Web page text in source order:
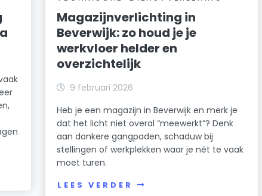
Magazijnverlichting in
Beverwijk: zo houd je je
werkvloer helder en
overzichtelijk
9 februari 2026
Heb je een magazijn in Beverwijk en merk je
dat het licht niet overal “meewerkt”? Denk
aan donkere gangpaden, schaduw bij
stellingen of werkplekken waar je nét te vaak
moet turen.
LEES VERDER